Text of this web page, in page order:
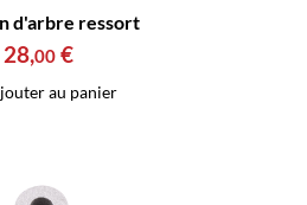
d'arbre ressort
28,00 €
au panier